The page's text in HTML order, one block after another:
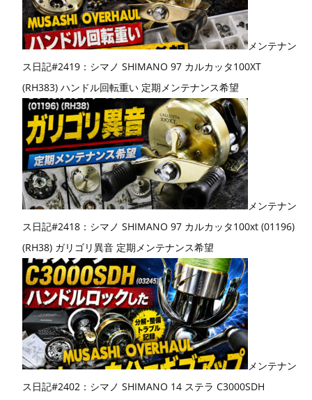
メンテナン
ス日記#2419：シマノ SHIMANO 97 カルカッタ100XT
(RH383) ハンドル回転重い 定期メンテナンス希望
メンテナン
ス日記#2418：シマノ SHIMANO 97 カルカッタ100xt (01196)
(RH38) ガリゴリ異音 定期メンテナンス希望
メンテナン
ス日記#2402：シマノ SHIMANO 14 ステラ C3000SDH